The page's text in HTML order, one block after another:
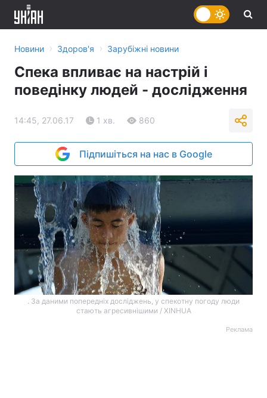
Новини › Здоров'я › Зарубіжні новини
Спека впливає на настрій і
поведінку людей - дослідження
14:45, 27.06.17 1 хв. 860
Підпишіться на нас в Google
. За даними попередніх досліджень, у спекотну погоду люди
стають агресивнішими / XINHUA
Реклама